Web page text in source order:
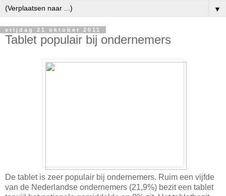
▼
vrijdag 21 oktober 2011
Tablet populair bij ondernemers
De tablet is zeer populair bij ondernemers. Ruim een vijfde
van de Nederlandse ondernemers (21,9%) bezit een tablet